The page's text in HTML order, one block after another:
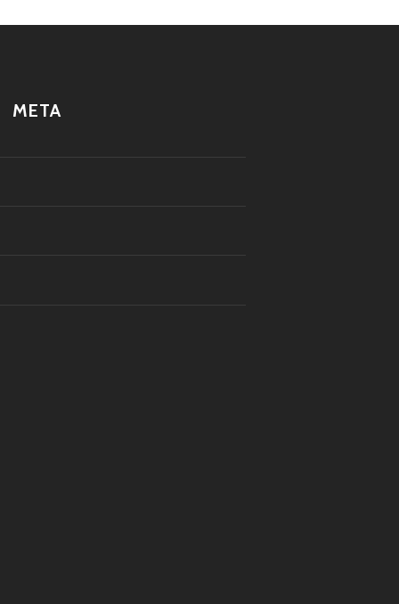
META